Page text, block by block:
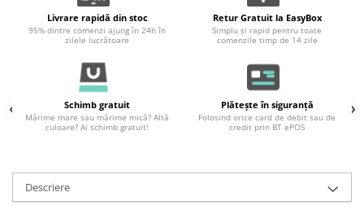
Livrare rapidă din stoc
95% dintre comenzi ajung în 24h în
zilele lucrătoare
Retur Gratuit la EasyBox
Simplu și rapid pentru toate
comenzile timp de 14 zile
Schimb gratuit
Mărime mare sau mărime mică? Altă
culoare? Ai schimb gratuit!
Plătește în siguranță
Folosind orice card de debit sau de
credit prin BT ePOS
Descriere